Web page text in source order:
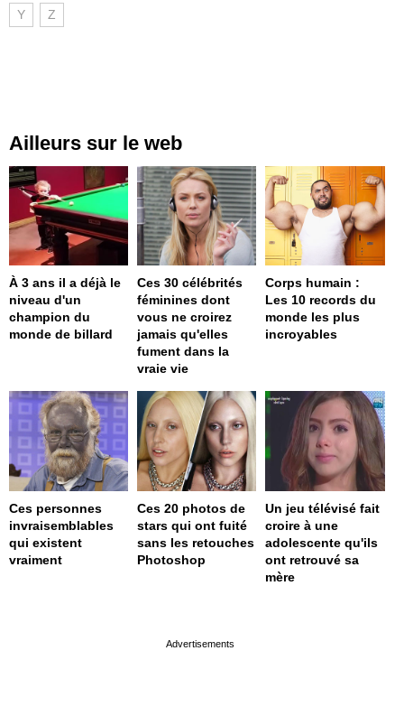
Y Z
Ailleurs sur le web
À 3 ans il a déjà le
niveau d'un
champion du
monde de billard
Ces 30 célébrités
féminines dont
vous ne croirez
jamais qu'elles
fument dans la
vraie vie
Corps humain :
Les 10 records du
monde les plus
incroyables
Ces personnes
invraisemblables
qui existent
vraiment
Ces 20 photos de
stars qui ont fuité
sans les retouches
Photoshop
Un jeu télévisé fait
croire à une
adolescente qu'ils
ont retrouvé sa
mère